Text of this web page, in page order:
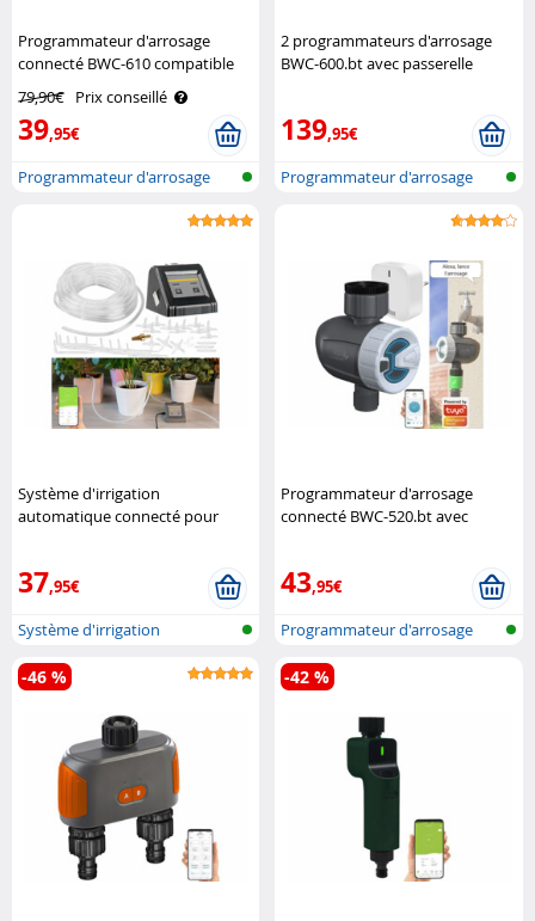
Programmateur d'arrosage
connecté BWC-610 compatible
commandes vocales Royal
Gardineer
79,90€ Prix conseillé
39,95€
Programmateur d'arrosage
2 programmateurs d'arrosage
BWC-600.bt avec passerelle
139,95€
Programmateur d'arrosage
Système d'irrigation
automatique connecté pour
37,95€
Système d'irrigation
automatique pa..
Programmateur d'arrosage
connecté BWC-520.bt avec
43,95€
Programmateur d'arrosage
bluetooth ..
-46 % -42 %